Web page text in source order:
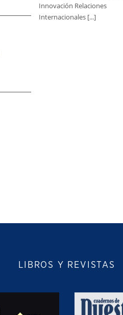
Innovación Relaciones
Internacionales [...]
LIBROS Y REVISTAS